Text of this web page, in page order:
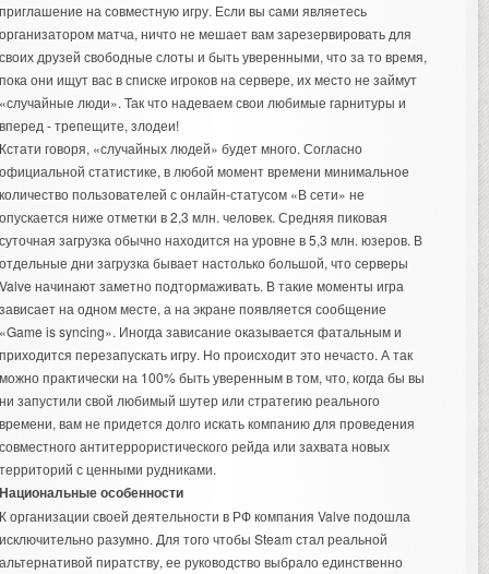
на совместную игру. Если вы сами являетесь
матча, ничто не мешает вам зарезервировать для
друзей свободные слоты и быть уверенными, что за то время,
они ищут вас в списке игроков на сервере, их место не займут
люди». Так что надеваем свои любимые гарнитуры и
- трепещите, злодеи!
говоря, «случайных людей» будет много. Согласно
статистике, в любой момент времени минимальное
пользователей с онлайн-статусом «В сети» не
ниже отметки в 2,3 млн. человек. Средняя пиковая
загрузка обычно находится на уровне в 5,3 млн. юзеров. В
дни загрузка бывает настолько большой, что серверы
начинают заметно подтормаживать. В такие моменты игра
на одном месте, а на экране появляется сообщение
is syncing». Иногда зависание оказывается фатальным и
перезапускать игру. Но происходит это нечасто. А так
практически на 100% быть уверенным в том, что, когда бы вы
запустили свой любимый шутер или стратегию реального
вам не придется долго искать компанию для проведения
антитеррористического рейда или захвата новых
с ценными рудниками.
особенности
организации своей деятельности в РФ компания Valve подошла
разумно. Для того чтобы Steam стал реальной
пиратству, ее руководство выбрало единственно